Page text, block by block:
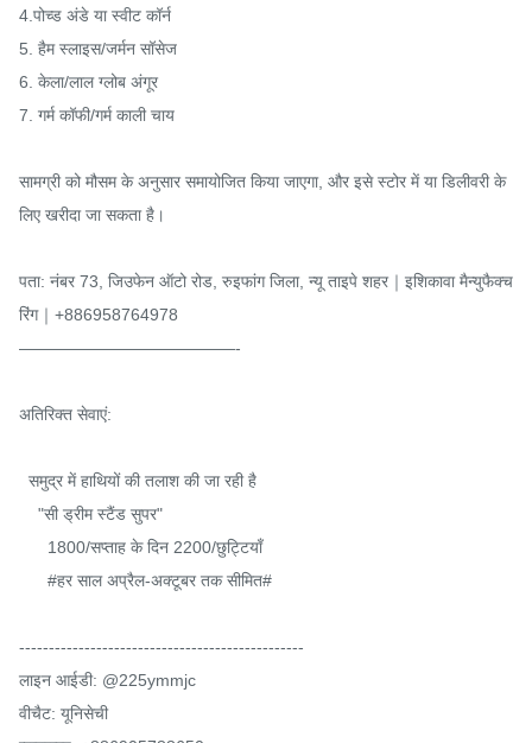
4.पोच्ड अंडे या स्वीट कॉर्न
5. हैम स्लाइस/जर्मन सॉसेज
6. केला/लाल ग्लोब अंगूर
7. गर्म कॉफी/गर्म काली चाय
सामग्री को मौसम के अनुसार समायोजित किया जाएगा, और इसे स्टोर में या डिलीवरी के
लिए खरीदा जा सकता है।
पता: नंबर 73, जिउफेन ऑटो रोड, रुइफांग जिला, न्यू ताइपे शहर｜इशिकावा मैन्युफैक्च
रिंग｜+886958764978
—————————————-
अतिरिक्त सेवाएं:
------------------------------------------------
लाइन आईडी: @225ymmjc
वीचैट: यूनिसेची